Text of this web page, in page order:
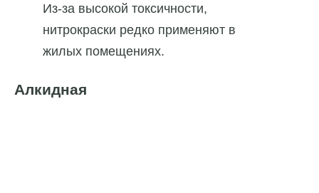
Из-за высокой токсичности,
нитрокраски редко применяют в
жилых помещениях.
Алкидная